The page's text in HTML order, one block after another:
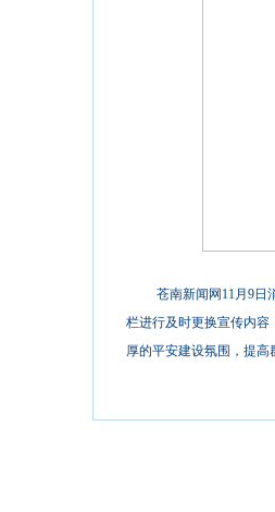
苍南新闻网11月9日
栏进行及时更换宣传内
厚的平安建设氛围，提